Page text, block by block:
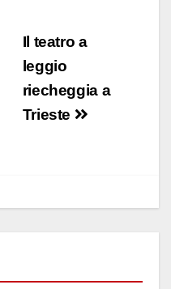
ail n
di
vi
di
Il teatro a
leggio
riecheggia a
Trieste